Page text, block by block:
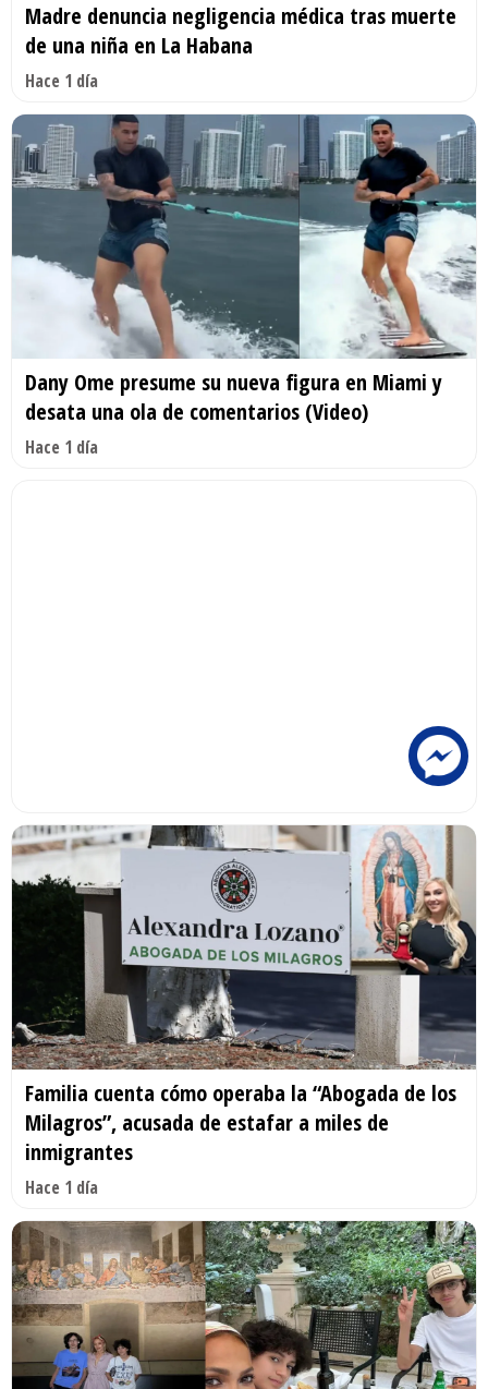
Madre denuncia negligencia médica tras muerte
de una niña en La Habana
Hace 1 día
Dany Ome presume su nueva figura en Miami y
desata una ola de comentarios (Video)
Hace 1 día
Familia cuenta cómo operaba la “Abogada de los
Milagros”, acusada de estafar a miles de
inmigrantes
Hace 1 día